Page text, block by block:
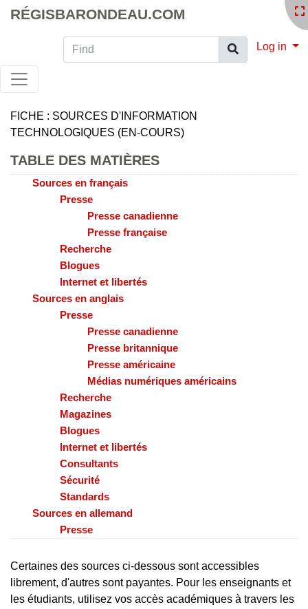
RÉGISBARONDEAU.COM
Find Log in
FICHE : SOURCES D'INFORMATION
TECHNOLOGIQUES (EN-COURS)
TABLE DES MATIÈRES
Sources en français
Presse
Presse canadienne
Presse française
Recherche
Blogues
Internet et libertés
Sources en anglais
Presse
Presse canadienne
Presse britannique
Presse américaine
Médias numériques américains
Recherche
Magazines
Blogues
Internet et libertés
Consultants
Sécurité
Standards
Sources en allemand
Presse
Certaines des sources ci-dessous sont accessibles
librement, d'autres sont payantes. Pour les enseignants et
les étudiants, utilisez vos accès académiques à travers les